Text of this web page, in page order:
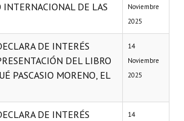
INTERNACIONAL DE LAS
Noviembre
2025
DE INTERÉS
DEL LIBRO
PASCASIO MORENO, EL
14
Noviembre
2025
DE INTERÉS
14